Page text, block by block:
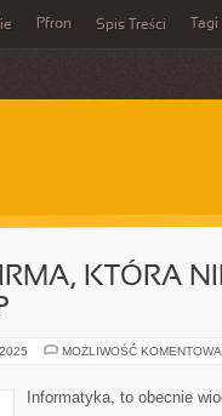
Pfron Spis Treści Tagi
KTÓRA
MOŻLIWOŚĆ
Informatyka, to obecnie